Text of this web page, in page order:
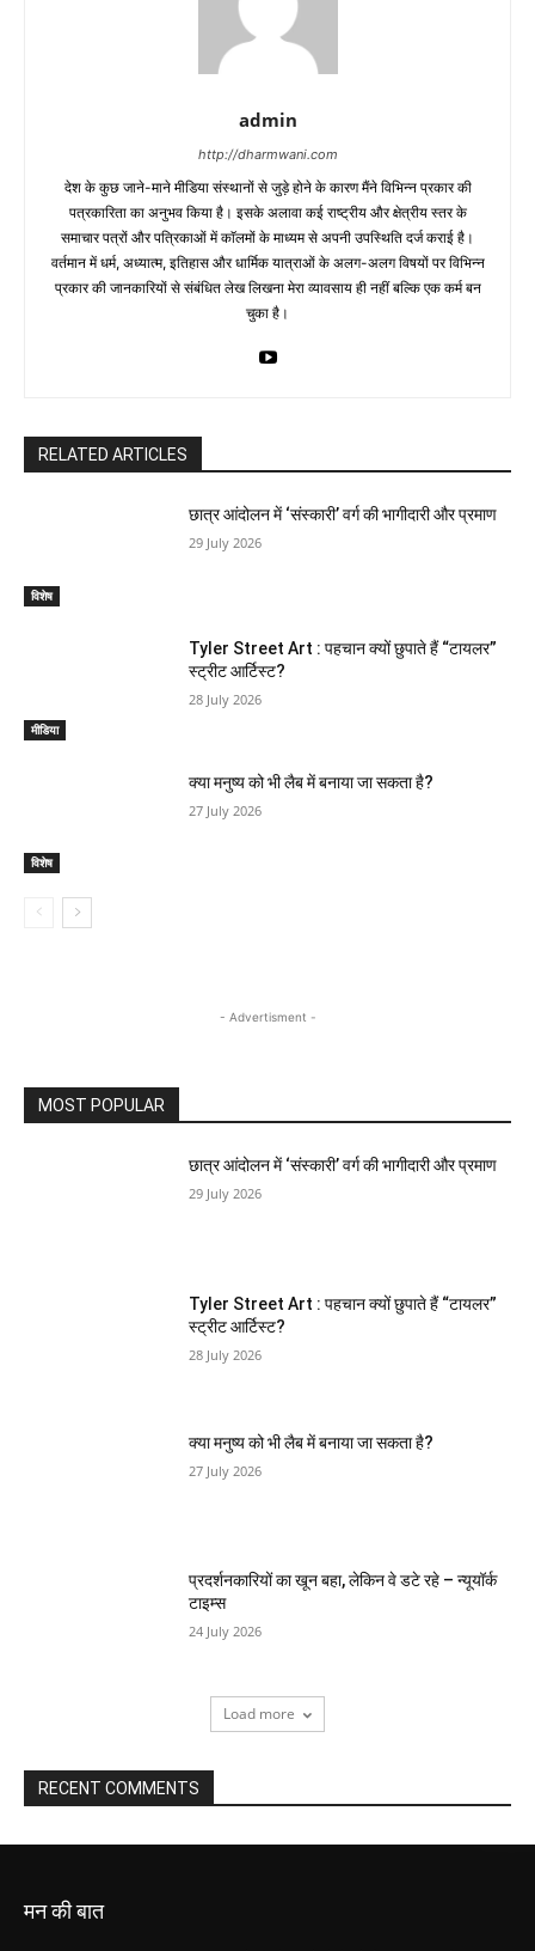
admin
http://dharmwani.com
देश के कुछ जाने-माने मीडिया संस्थानों से जुड़े होने के कारण मैंने विभिन्न प्रकार की
पत्रकारिता का अनुभव किया है। इसके अलावा कई राष्ट्रीय और क्षेत्रीय स्तर के
समाचार पत्रों और पत्रिकाओं में काॅलमों के माध्यम से अपनी उपस्थिति दर्ज कराई है।
वर्तमान में धर्म, अध्यात्म, इतिहास और धार्मिक यात्राओं के अलग-अलग विषयों पर विभिन्न
प्रकार की जानकारियों से संबंधित लेख लिखना मेरा व्यावसाय ही नहीं बल्कि एक कर्म बन
चुका है।
RELATED ARTICLES
विशेष
छात्र आंदोलन में ‘संस्कारी’ वर्ग की भागीदारी और प्रमाण
29 July 2026
मीडिया
Tyler Street Art : पहचान क्यों छुपाते हैं “टायलर”
स्ट्रीट आर्टिस्ट?
28 July 2026
विशेष
क्या मनुष्य को भी लैब में बनाया जा सकता है?
27 July 2026
- Advertisment -
MOST POPULAR
छात्र आंदोलन में ‘संस्कारी’ वर्ग की भागीदारी और प्रमाण
29 July 2026
Tyler Street Art : पहचान क्यों छुपाते हैं “टायलर”
स्ट्रीट आर्टिस्ट?
28 July 2026
क्या मनुष्य को भी लैब में बनाया जा सकता है?
27 July 2026
प्रदर्शनकारियों का खून बहा, लेकिन वे डटे रहे – न्यूयॉर्क
टाइम्स
24 July 2026
Load more
RECENT COMMENTS
मन की बात